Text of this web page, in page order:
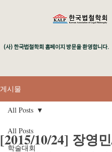
(사) 한국법철학회 홈페이지 방문을 환영합니다.
게시물
All Posts
학술대회
All Posts
[2015/10/24] 장영